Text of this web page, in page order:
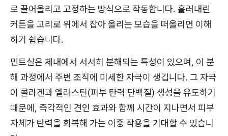
로 끌어올리고 고정하는 방식으로 작동합니다. 흘러내린
커튼을 고리로 위에서 잡아 올리는 모습을 떠올리면 이해
하기 쉽습니다.
민트실은 체내에서 서서히 분해되는 특성이 있으며, 이 분
해 과정에서 주변 조직에 미세한 자극이 생깁니다. 그 자극
이 콜라겐과 엘라스틴(피부 탄력 단백질) 생성을 유도하기
때문에, 즉각적인 견인 효과와 함께 시간이 지나면서 피부
자체가 탄력을 회복해 가는 이중 작용을 기대할 수 있습니